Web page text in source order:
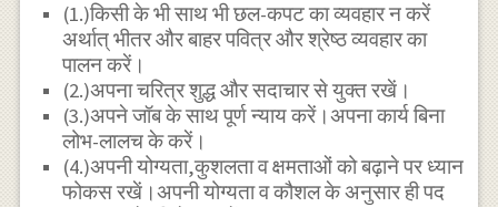
(1.)किसी के भी साथ भी छल-कपट का व्यवहार न करें
अर्थात् भीतर और बाहर पवित्र और श्रेष्ठ व्यवहार का
पालन करें।
(2.)अपना चरित्र शुद्ध और सदाचार से युक्त रखें।
(3.)अपने जॉब के साथ पूर्ण न्याय करें।अपना कार्य बिना
लोभ-लालच के करें।
(4.)अपनी योग्यता,कुशलता व क्षमताओं को बढ़ाने पर ध्यान
फोकस रखें।अपनी योग्यता व कौशल के अनुसार ही पद